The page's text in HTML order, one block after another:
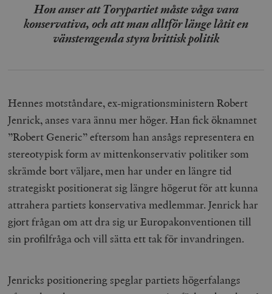
Hon anser att Torypartiet måste våga vara
konservativa, och att man alltför länge låtit en
vänsteragenda styra brittisk politik
Hennes motståndare, ex-migrationsministern Robert
Jenrick, anses vara ännu mer höger. Han fick öknamnet
”Robert Generic” eftersom han ansågs representera en
stereotypisk form av mittenkonservativ politiker som
skrämde bort väljare, men har under en längre tid
strategiskt positionerat sig längre högerut för att kunna
attrahera partiets konservativa medlemmar. Jenrick har
gjort frågan om att dra sig ur Europakonventionen till
sin profilfråga och vill sätta ett tak för invandringen.
Jenricks positionering speglar partiets högerfalangs